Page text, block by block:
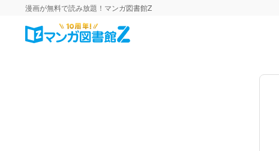
漫画が無料で読み放題！マンガ図書館Z